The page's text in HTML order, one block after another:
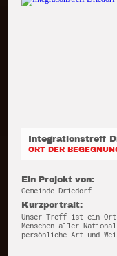
Integrationstreff
ORT DER
Ein Projekt von:
Gemeinde Driedorf
Kurzportrait:
Unser Treff ist ein Ort
Menschen aller
persönliche Art und